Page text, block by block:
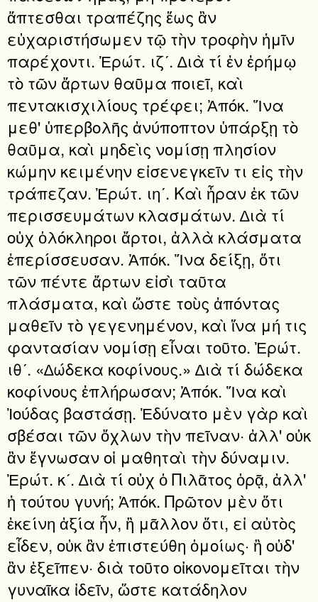
ἅπτεσθαι τραπέζης ἕως ἂν
εὐχαριστήσωμεν τῷ τὴν τροφὴν ἡμῖν
παρέχοντι. Ἐρώτ. ιζʹ. ∆ιὰ τί ἐν ἐρήμῳ
τὸ τῶν ἄρτων θαῦμα ποιεῖ, καὶ
πεντακισχιλίους τρέφει; Ἀπόκ. Ἵνα
μεθ' ὑπερβολῆς ἀνύποπτον ὑπάρξῃ τὸ
θαῦμα, καὶ μηδεὶς νομίσῃ πλησίον
κώμην κειμένην εἰσενεγκεῖν τι εἰς τὴν
τράπεζαν. Ἐρώτ. ιηʹ. Καὶ ἦραν ἐκ τῶν
περισσευμάτων κλασμάτων. ∆ιὰ τί
οὐχ ὁλόκληροι ἄρτοι, ἀλλὰ κλάσματα
ἐπερίσσευσαν. Ἀπόκ. Ἵνα δείξῃ, ὅτι
τῶν πέντε ἄρτων εἰσὶ ταῦτα
πλάσματα, καὶ ὥστε τοὺς ἀπόντας
μαθεῖν τὸ γεγενημένον, καὶ ἵνα μή τις
φαντασίαν νομίσῃ εἶναι τοῦτο. Ἐρώτ.
ιθʹ. «∆ώδεκα κοφίνους.» ∆ιὰ τί δώδεκα
κοφίνους ἐπλήρωσαν; Ἀπόκ. Ἵνα καὶ
Ἰούδας βαστάσῃ. Ἐδύνατο μὲν γὰρ καὶ
σβέσαι τῶν ὄχλων τὴν πεῖναν· ἀλλ' οὐκ
ἂν ἔγνωσαν οἱ μαθηταὶ τὴν δύναμιν.
Ἐρώτ. κʹ. ∆ιὰ τί οὐχ ὁ Πιλᾶτος ὁρᾷ, ἀλλ'
ἡ τούτου γυνή; Ἀπόκ. Πρῶτον μὲν ὅτι
ἐκείνη ἀξία ἦν, ἢ μᾶλλον ὅτι, εἰ αὐτὸς
εἶδεν, οὐκ ἂν ἐπιστεύθη ὁμοίως· ἢ οὐδ'
ἂν ἐξεῖπεν· διὰ τοῦτο οἰκονομεῖται τὴν
γυναῖκα ἰδεῖν, ὥστε κατάδηλον